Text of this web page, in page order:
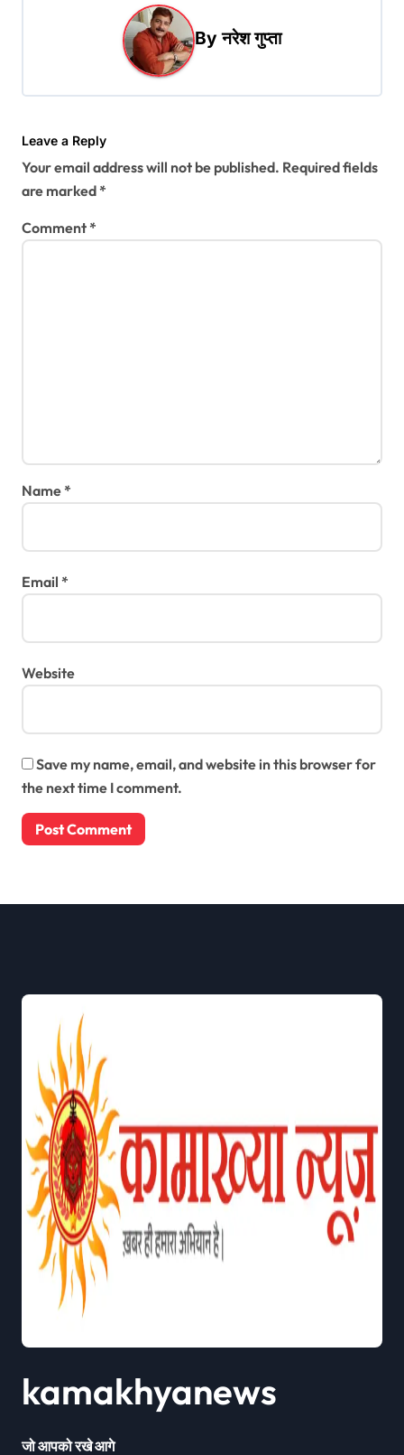
g
a
t
i
o
Byनरेश गुप्ता
Leave a Reply
Your email address will not be published. Required fields
are marked*
Comment*
Name*
Email *
Website
Save my name, email, and website in this browser for
the next time I comment.
kamakhyanews
जो आपको रखे आगे